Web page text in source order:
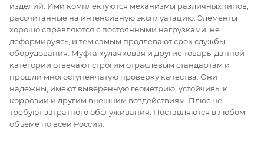
изделий. Ими комплектуются механизмы различных типов,
рассчитанные на интенсивную эксплуатацию. Элементы
хорошо справляются с постоянными нагрузками, не
деформируясь, и тем самым продлевают срок службы
оборудования. Муфта кулачковая и другие товары данной
категории отвечают строгим отраслевым стандартам и
прошли многоступенчатую проверку качества. Они
надежны, имеют выверенную геометрию, устойчивы к
коррозии и другим внешним воздействиям. Плюс не
требуют затратного обслуживания. Поставляются в любом
объеме по всей России.